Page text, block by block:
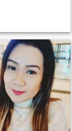
out for movies, live